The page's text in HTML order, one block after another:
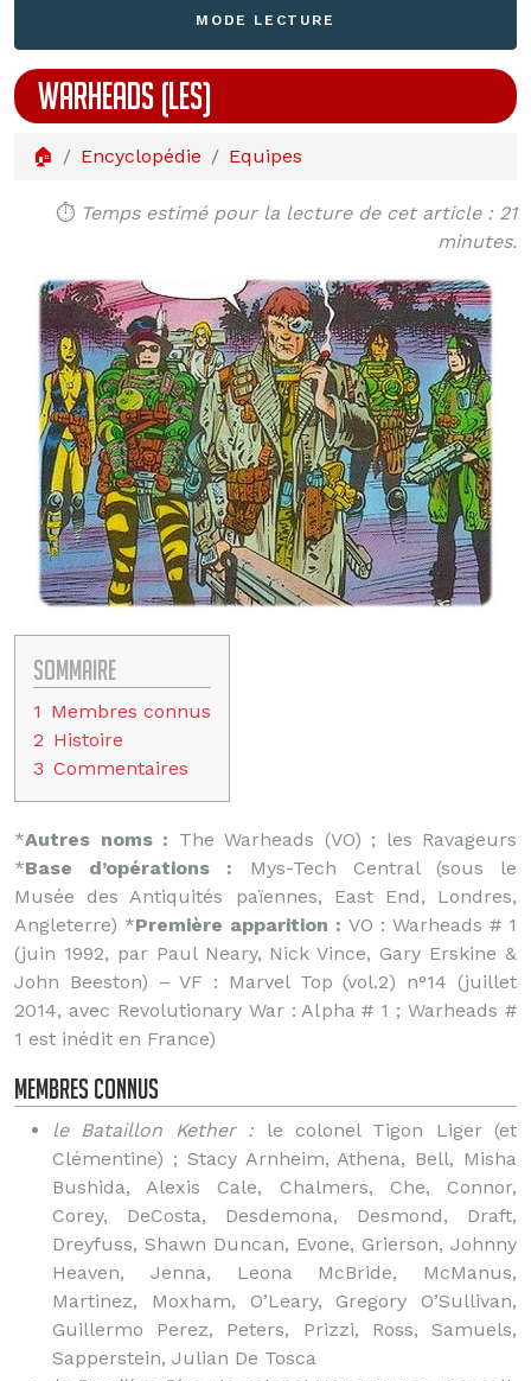
MODE LECTURE
WARHEADS (LES)
🏠 Encyclopédie Equipes
⏱️ Temps estimé pour la lecture de cet article : 21
minutes.
Sommaire
1 Membres connus
2 Histoire
3 Commentaires
*Autres noms : The Warheads (VO) ; les Ravageurs
*Base d’opérations : Mys-Tech Central (sous le
Musée des Antiquités païennes, East End, Londres,
Angleterre) *Première apparition : VO : Warheads # 1
(juin 1992, par Paul Neary, Nick Vince, Gary Erskine &
John Beeston) – VF : Marvel Top (vol.2) n°14 (juillet
2014, avec Revolutionary War : Alpha # 1 ; Warheads #
1 est inédit en France)
Membres connus
le Bataillon Kether : le colonel Tigon Liger (et
Clémentine) ; Stacy Arnheim, Athena, Bell, Misha
Bushida, Alexis Cale, Chalmers, Che, Connor,
Corey, DeCosta, Desdemona, Desmond, Draft,
Dreyfuss, Shawn Duncan, Evone, Grierson, Johnny
Heaven, Jenna, Leona McBride, McManus,
Martinez, Moxham, O’Leary, Gregory O’Sullivan,
Guillermo Perez, Peters, Prizzi, Ross, Samuels,
Sapperstein, Julian De Tosca